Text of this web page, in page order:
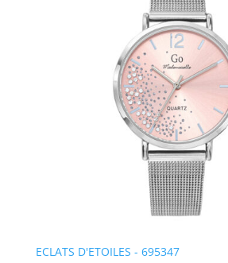
ECLATS D'ETOILES - 695347